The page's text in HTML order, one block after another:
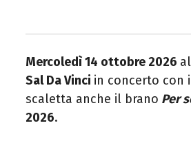
Mercoledì 14 ottobre 2026
Sal Da Vinci in concerto con
scaletta anche il brano Per
2026.